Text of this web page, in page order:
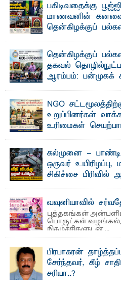
பகிடிவதைக்கு
மாணவனின்
தென்கிழக்குப்
"ஒ ரு மாணவனின் அல்லது
கலைக்கப்படாது" என்ற
தென்கிழக்குப்
தகவல் தொழில்நுட்ப
ஆரம்பம்: பன்முகக்
பேராசிரியர் எம். எம். பாஸில்
தெ ன்கிழக்குப்
பீடத்தின் புவியியல்
NGO
உறுப்பினர்கள்
உரிமைகள்
ஜே. எப். காமிலா பேகம்- இ
அமைப்புகள் (NGO) தொடர்பான
கல்முனை -
ஒருவர்
சிகிச்சை பிரிவில்
பாண்டிருப்பு ...வவுனியாவில்
புத்தகங்கள்
பொருட்கள் வழங்கல்,
நிகழ்ச்சிகளுடன் ...
பிரபாகரன்
சேர்ந்தவர், கீழ்
சரியா..?